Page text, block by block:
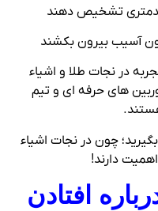
با بیش از ۱۰ سال تجربه در نجات طلا و اشیاء
های حرفه‌ ای و تیم
تماس بگیرید؛ چون در نجات اشیاء
دارند!
افتادن